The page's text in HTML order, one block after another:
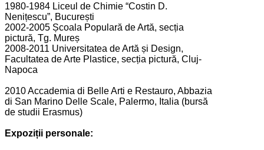
1980-1984 Liceul de Chimie “Costin D.
Nenițescu”, București
2002-2005 Școala Populară de Artă, secția
pictură, Tg. Mureș
2008-2011 Universitatea de Artă și Design,
Facultatea de Arte Plastice, secția pictură, Cluj-
Napoca
2010 Accademia di Belle Arti e Restauro, Abbazia
di San Marino Delle Scale, Palermo, Italia (bursă
de studii Erasmus)
Expoziții personale: